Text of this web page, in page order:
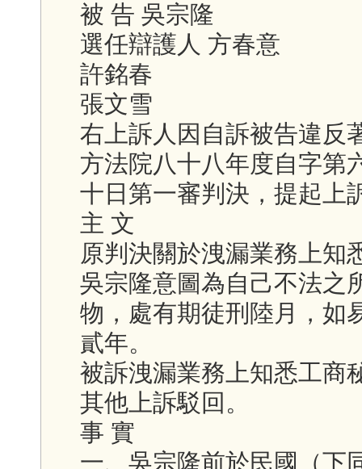
被 告 吳宗隆
選任辯護人 方春意
許銘春
張文雪
右上訴人因自訴被告違反
方法院八十八年度自字第
十日第一審判決，提起上
主 文
原判決關於洩漏業務上知
吳宗隆意圖為自己不法之
物，處有期徒刑陸月，如
貳年。
被訴洩漏業務上知悉工商
其他上訴駁回。
事 實
一、吳宗隆前於民國（下